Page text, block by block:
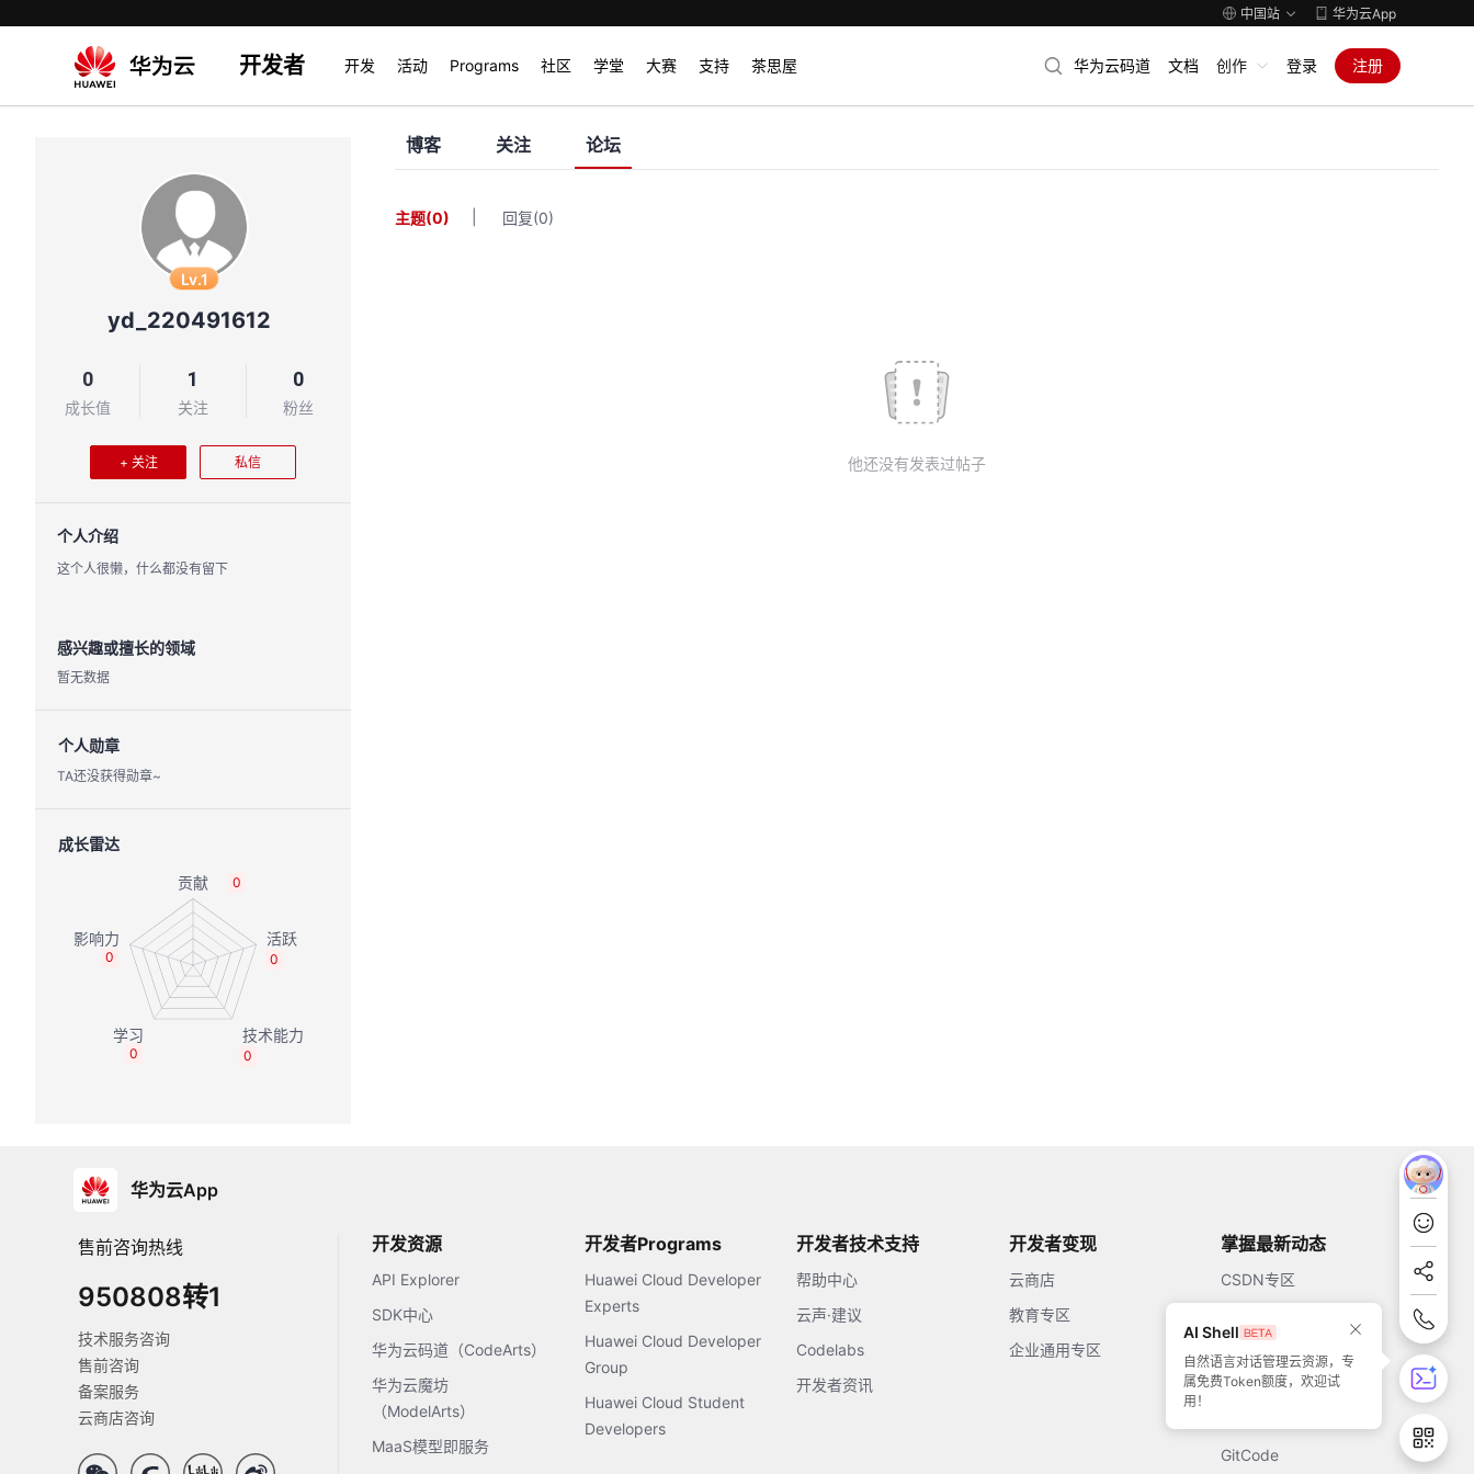
中国站 华为云App
开发者 开发 活动 Programs 社区 学堂 大赛 支持 茶思屋 华为云码道 文档 创作 登录 注册
Lv.1
yd_220491612
0
成长值
1
关注
0
粉丝
+ 关注 私信
个人介绍
这个人很懒，什么都没有留下
感兴趣或擅长的领域
暂无数据
个人勋章
TA还没获得勋章~
成长雷达
0
0
0
0
0
博客 关注 论坛
主题(0) 回复(0)
他还没有发表过帖子
华为云App
售前咨询热线
950808转1
技术服务咨询
售前咨询
备案服务
云商店咨询
开发资源
API Explorer
SDK中心
华为云码道（CodeArts）
华为云魔坊
（ModelArts）
MaaS模型即服务
开发者Programs
Huawei Cloud Developer
Experts
Huawei Cloud Developer
Group
Huawei Cloud Student
Developers
开发者技术支持
帮助中心
云声·建议
Codelabs
开发者资讯
开发者变现
云商店
教育专区
企业通用专区
掌握最新动态
CSDN专区
51CTO
GitCode
AI Shell
自然语言对话管理云资源，专
属免费Token额度，欢迎试
用！